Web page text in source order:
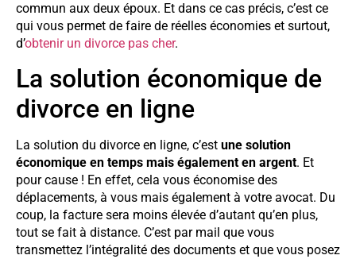
commun aux deux époux. Et dans ce cas précis, c’est ce
qui vous permet de faire de réelles économies et surtout,
d’obtenir un divorce pas cher.
La solution économique de
divorce en ligne
La solution du divorce en ligne, c’est une solution
économique en temps mais également en argent. Et
pour cause ! En effet, cela vous économise des
déplacements, à vous mais également à votre avocat. Du
coup, la facture sera moins élevée d’autant qu’en plus,
tout se fait à distance. C’est par mail que vous
transmettez l’intégralité des documents et que vous posez